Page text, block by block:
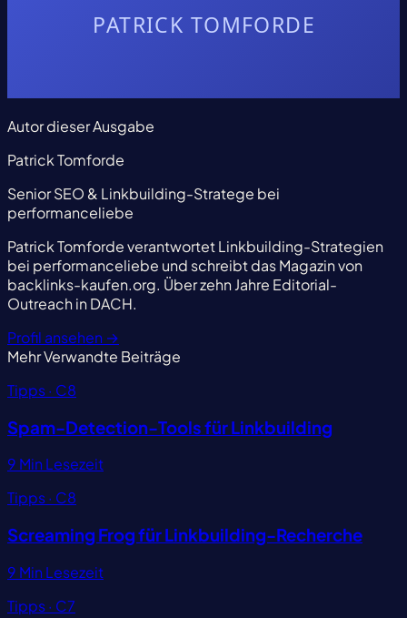
Autor dieser Ausgabe
Patrick Tomforde
Senior SEO & Linkbuilding-Stratege bei
performanceliebe
Patrick Tomforde verantwortet Linkbuilding-Strategien
bei performanceliebe und schreibt das Magazin von
backlinks-kaufen.org. Über zehn Jahre Editorial-
Outreach in DACH.
Profil ansehen →
MehrVerwandte Beiträge
Tipps · C8
Spam-Detection-Tools für Linkbuilding
9 Min Lesezeit
Tipps · C8
Screaming Frog für Linkbuilding-Recherche
9 Min Lesezeit
Tipps · C7